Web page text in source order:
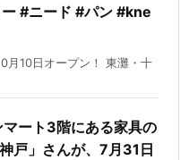
#ニード #パン #kne
月10日オープン！ 東灘・十
ート3階にある家具の
戸」さんが、7月31日